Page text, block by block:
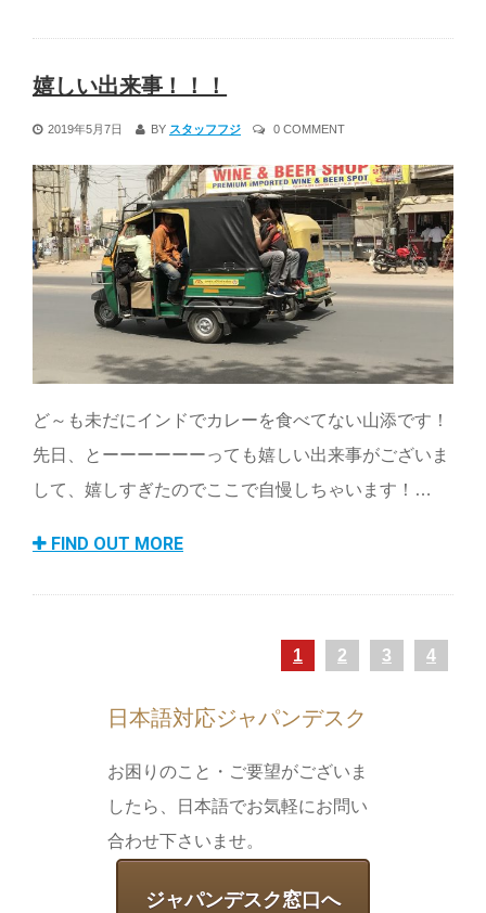
嬉しい出来事！！！
2019年5月7日 BY スタッフフジ 0 COMMENT
ど～も未だにインドでカレーを食べてない山添です！
先日、とーーーーーーっても嬉しい出来事がございま
して、嬉しすぎたのでここで自慢しちゃいます！…
FIND OUT MORE
1 2 3 4
日本語対応ジャパンデスク
お困りのこと・ご要望がございま
したら、日本語でお気軽にお問い
合わせ下さいませ。
ジャパンデスク窓口へ